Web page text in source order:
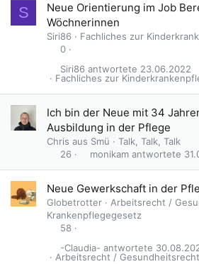
S
Neue Orientierung im Job
Wöchnerinnen
Siri86
Fachliches zur
0
Fachliches zur
23.06.2022
Siri86
Ich bin der Neue mit 34
Ausbildung in der Pflege
Chris aus Smü
Talk, Talk, Talk
26
monikam
Neue Gewerkschaft in der
Globetrotter
Arbeitsrecht /
Krankenpflegegesetz
58
Arbeitsrecht /
-Claudia-